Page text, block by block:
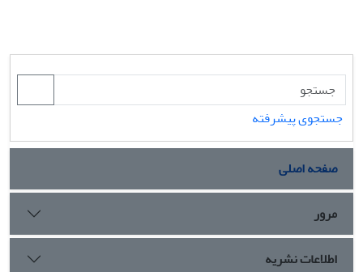
جستجوی پیشرفته
صفحه اصلی
مرور
اطلاعات نشریه